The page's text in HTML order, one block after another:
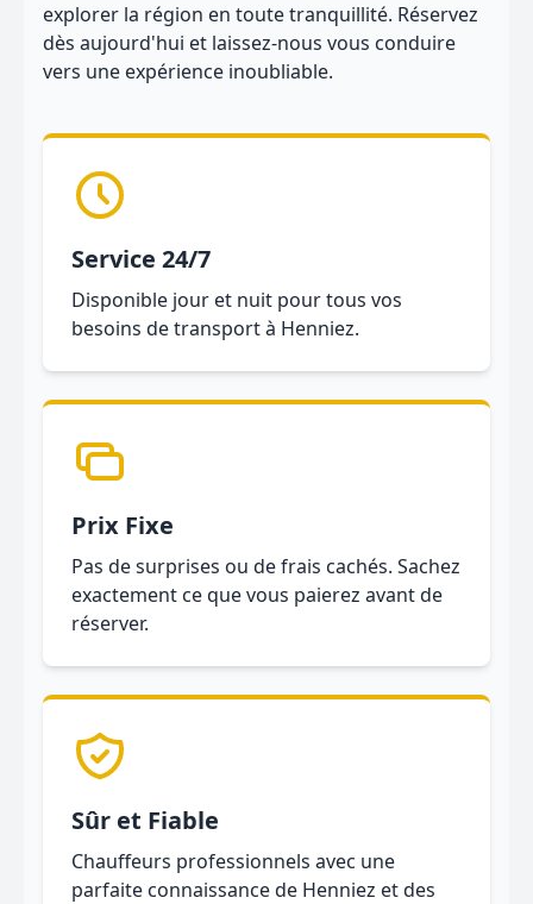
explorer la région en toute tranquillité. Réservez
dès aujourd'hui et laissez-nous vous conduire
vers une expérience inoubliable.
Service 24/7
Disponible jour et nuit pour tous vos
besoins de transport à Henniez.
Prix Fixe
Pas de surprises ou de frais cachés. Sachez
exactement ce que vous paierez avant de
réserver.
Sûr et Fiable
Chauffeurs professionnels avec une
parfaite connaissance de Henniez et des